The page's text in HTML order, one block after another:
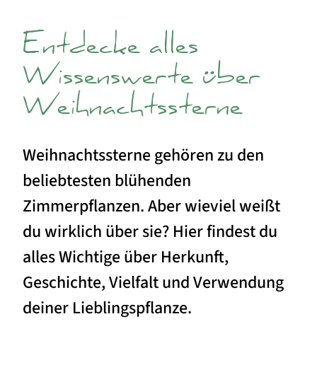
Entdecke alles
Wissenswerte über
Weihnachtssterne
Weihnachtssterne gehören zu den
beliebtesten blühenden
Zimmerpflanzen. Aber wieviel weißt
du wirklich über sie? Hier findest du
alles Wichtige über Herkunft,
Geschichte, Vielfalt und Verwendung
deiner Lieblingspflanze.